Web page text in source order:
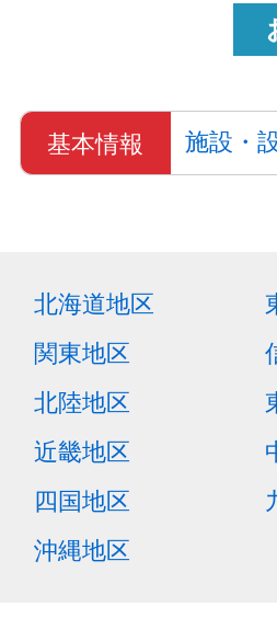
基本情報 施設・
北海道地区
関東地区
北陸地区
近畿地区
四国地区
沖縄地区